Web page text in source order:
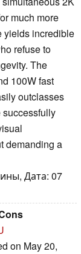
much more
yields incredible
refuse to
The
100W fast
outclasses
successfully
demanding a
Дата: 07
on May 20,